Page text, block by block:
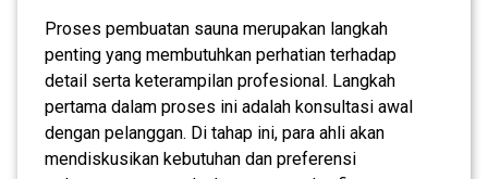
Proses pembuatan sauna merupakan langkah
penting yang membutuhkan perhatian terhadap
detail serta keterampilan profesional. Langkah
pertama dalam proses ini adalah konsultasi awal
dengan pelanggan. Di tahap ini, para ahli akan
mendiskusikan kebutuhan dan preferensi